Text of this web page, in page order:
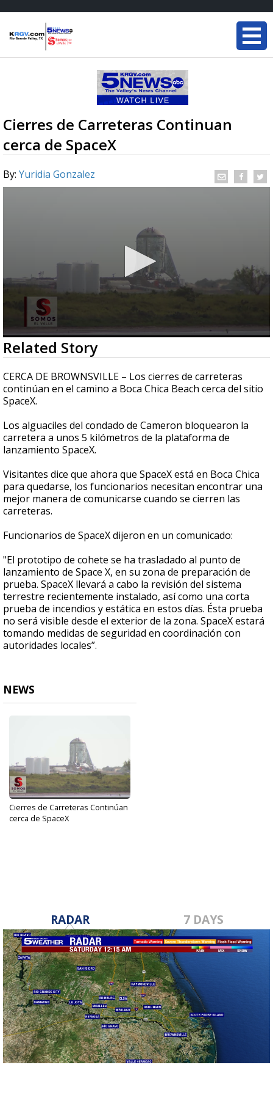
Cierres de Carreteras Continuan
cerca de SpaceX
By: Yuridia Gonzalez
0
seconds
of
2
minutes,
9
seconds
Related Story
CERCA DE BROWNSVILLE – Los cierres de carreteras
continúan en el camino a Boca Chica Beach cerca del sitio
SpaceX.
Los alguaciles del condado de Cameron bloquearon la
carretera a unos 5 kilómetros de la plataforma de
lanzamiento SpaceX.
Visitantes dice que ahora que SpaceX está en Boca Chica
para quedarse, los funcionarios necesitan encontrar una
mejor manera de comunicarse cuando se cierren las
carreteras.
Funcionarios de SpaceX dijeron en un comunicado:
"El prototipo de cohete se ha trasladado al punto de
lanzamiento de Space X, en su zona de preparación de
prueba. SpaceX llevará a cabo la revisión del sistema
terrestre recientemente instalado, así como una corta
prueba de incendios y estática en estos días. Ésta prueba
no será visible desde el exterior de la zona. SpaceX estará
tomando medidas de seguridad en coordinación con
autoridades locales”.
NEWS
Cierres de Carreteras Continúan
cerca de SpaceX
RADAR 7 DAYS